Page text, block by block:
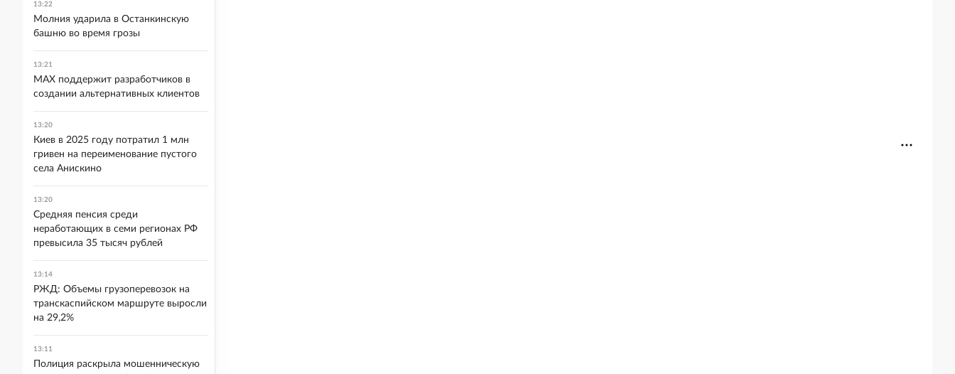
13:22
Молния ударила в Останкинскую
башню во время грозы
13:21
MAX поддержит разработчиков в
создании альтернативных клиентов
13:20
Киев в 2025 году потратил 1 млн
гривен на переименование пустого
села Анискино
13:20
Средняя пенсия среди
неработающих в семи регионах РФ
превысила 35 тысяч рублей
13:14
РЖД: Объемы грузоперевозок на
транскаспийском маршруте выросли
на 29,2%
13:11
Полиция раскрыла мошенническую